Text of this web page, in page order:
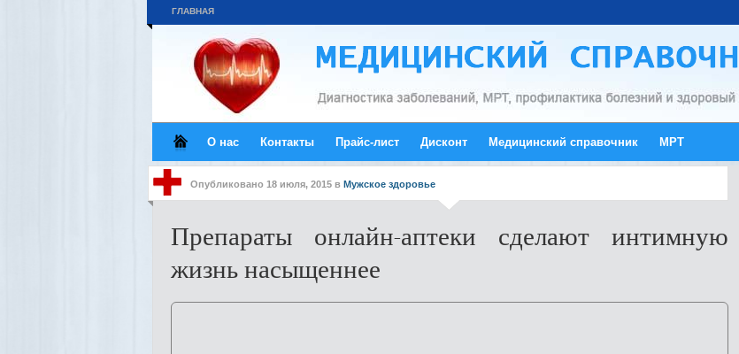
ГЛАВНАЯ
О нас Контакты Прайс-лист Дисконт Медицинский справочник МРТ
Опубликовано 18 июля, 2015 в Мужское здоровье
Препараты онлайн-аптеки сделают интимную
жизнь насыщеннее